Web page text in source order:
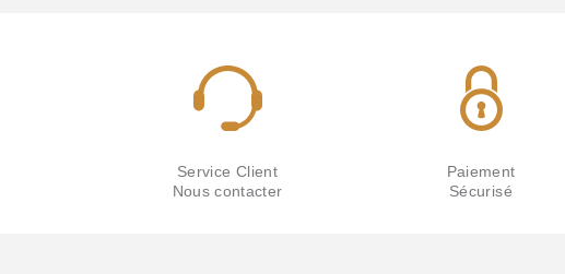
Service Client
Nous contacter
Paiement
Sécurisé